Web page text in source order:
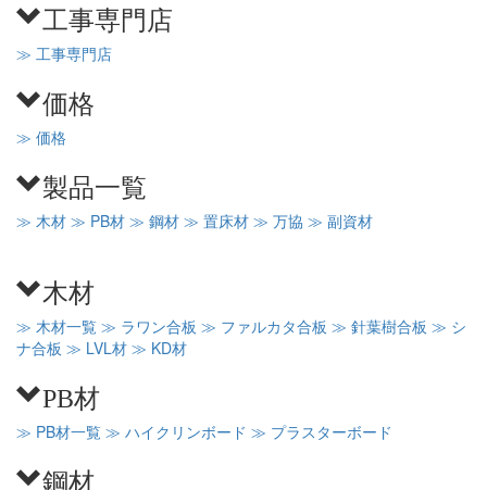
工事専門店
≫ 工事専門店
価格
≫ 価格
製品一覧
≫ 木材 ≫ PB材 ≫ 鋼材 ≫ 置床材 ≫ 万協 ≫ 副資材
木材
≫ 木材一覧 ≫ ラワン合板 ≫ ファルカタ合板 ≫ 針葉樹合板 ≫ シ
ナ合板 ≫ LVL材 ≫ KD材
PB材
≫ PB材一覧 ≫ ハイクリンボード ≫ プラスターボード
鋼材